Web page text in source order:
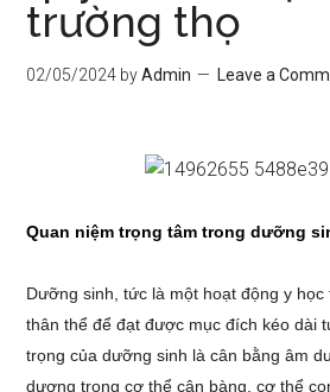
trường thọ
02/05/2024 byAdmin Leave a
Quan niệm trọng tâm trong dưỡng
Dưỡng sinh, tức là một hoạt động y
thân thể để đạt được mục đích kéo dài
trọng của dưỡng sinh là cân bằng âm
dương trong cơ thể cân bàng, cơ thể